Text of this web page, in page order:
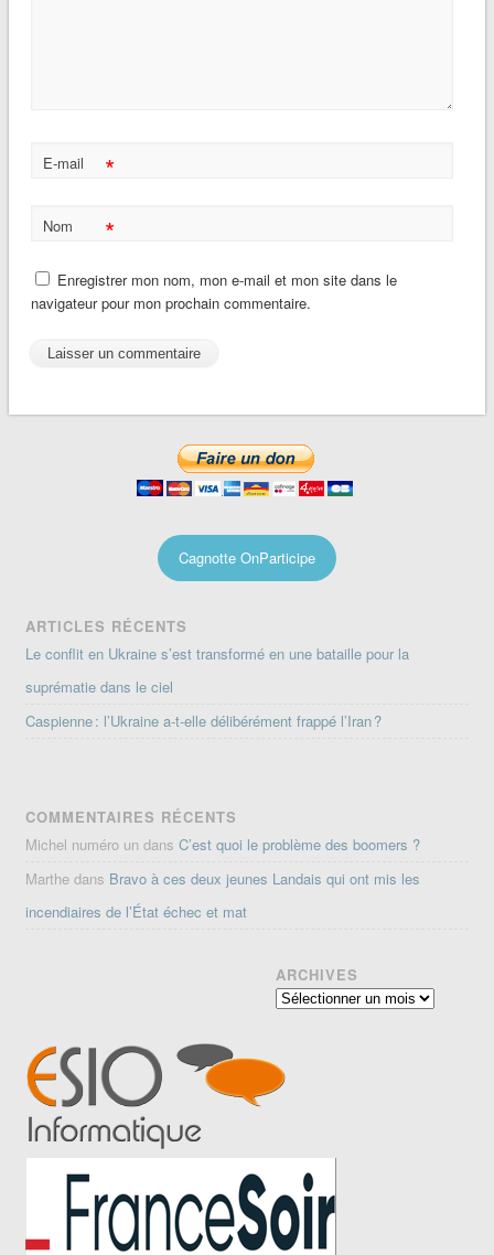
E-mail *
Nom *
Enregistrer mon nom, mon e-mail et mon site dans le
navigateur pour mon prochain commentaire.
Cagnotte OnParticipe
ARTICLES RÉCENTS
Le conflit en Ukraine s’est transformé en une bataille pour la
suprématie dans le ciel
Caspienne : l’Ukraine a-t-elle délibérément frappé l’Iran ?
COMMENTAIRES RÉCENTS
Michel numéro un dansC’est quoi le problème des boomers ?
Marthe dans Bravo à ces deux jeunes Landais qui ont mis les
incendiaires de l’État échec et mat
ARCHIVES
Archives